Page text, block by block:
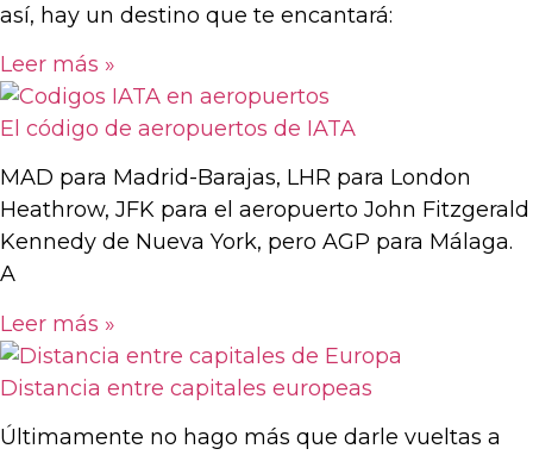
así, hay un destino que te encantará:
Leer más »
El código de aeropuertos de IATA
MAD para Madrid-Barajas, LHR para London
Heathrow, JFK para el aeropuerto John Fitzgerald
Kennedy de Nueva York, pero AGP para Málaga.
A
Leer más »
Distancia entre capitales europeas
Últimamente no hago más que darle vueltas a